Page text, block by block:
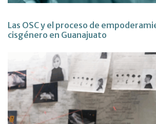
Las OSC y el proceso de
cisgénero en Guanajuato